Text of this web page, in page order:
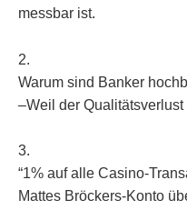
messbar ist.
2.
Warum sind Banker
–Weil der
3.
“1% auf alle Casino-
Mattes Bröckers-Konto